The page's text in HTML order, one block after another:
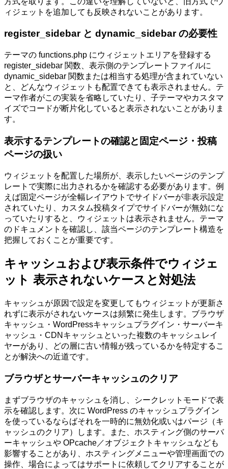
ィジェットを追加しても反映されないことがあります。
register_sidebar と dynamic_sidebar の必要性
テーマの functions.php にウィジェットエリアを登録する
register_sidebar 関数、表示側のテンプレートファイルに
dynamic_sidebar 関数または相当する処理が含まれていない
と、どんなウィジェットも配置できても表示されません。テ
ーマ作者がこの実装を省略していたり、子テーマやカスタマ
イズでコードが断片化していると表示されないことがありま
す。
表示するテンプレートの確認と固定ページ・投稿
ページの扱い
ウィジェットを配置した場所が、表示したいページのテンプ
レートで実際に出力されるかを確認する必要があります。例
えば固定ページが全幅レイアウトでサイドバーが非表示設定
されていたり、カスタム投稿タイプでサイドバーが無効にな
っていたりすると、ウィジェットは表示されません。テーマ
のドキュメントを確認し、該当ページのテンプレート構造を
把握しておくことが重要です。
キャッシュおよび表示条件でウィジェ
ット 表示されないケースと対処法
キャッシュが原因で設定を変更してもウィジェットが更新さ
れずに表示がされないケースは頻繁に発生します。ブラウザ
キャッシュ・WordPressキャッシュプラグイン・サーバーキ
ャッシュ・CDNキャッシュといった複数のキャッシュレイ
ヤーがあり、どの層に古い情報が残っているかを特定するこ
とが解決への近道です。
ブラウザとサーバーキャッシュのクリア
まずブラウザのキャッシュを消し、シークレットモードで表
示を確認します。次に WordPress のキャッシュプラグイン
を使っているならばそれを一時的に無効化或いはパージ（キ
ャッシュのクリア）します。また、ホスティング側のサーバ
ーキャッシュや OPcache／オブジェクトキャッシュなども
影響することがあり、ホスティングメニューや管理画面での
操作、場合によってはサポートに依頼してクリアすることが